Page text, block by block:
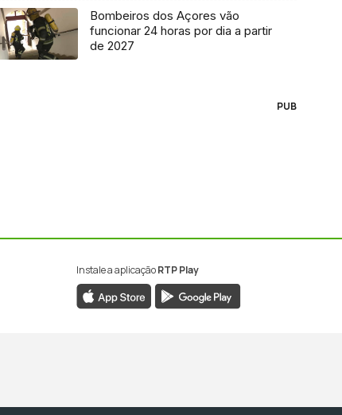
Bombeiros dos Açores vão
funcionar 24 horas por dia a partir
de 2027
PUB
Instale a aplicaçãoRTP Play